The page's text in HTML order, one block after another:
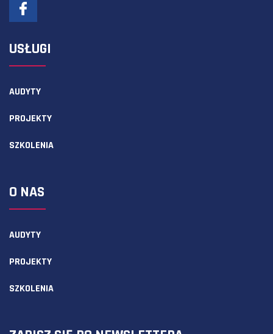
USŁUGI
AUDYTY
PROJEKTY
SZKOLENIA
O NAS
AUDYTY
PROJEKTY
SZKOLENIA